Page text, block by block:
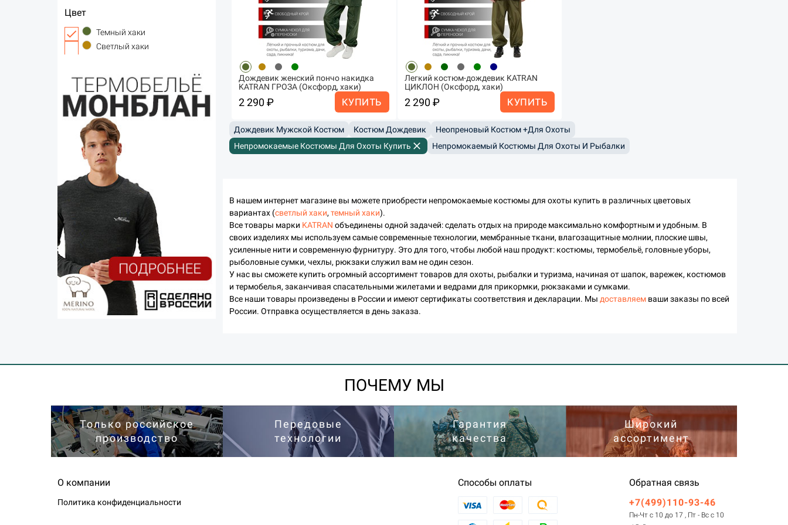
Цвет
Темный хаки
Светлый хаки
Дождевик женский пончо накидка
KATRAN ГРОЗА (Оксфорд, хаки)
2 290 ₽ КУПИТЬ
Легкий костюм-дождевик KATRAN
ЦИКЛОН (Оксфорд, хаки)
2 290 ₽ КУПИТЬ
Дождевик Мужской Костюм Костюм Дождевик
Неопреновый Костюм +для Охоты
Непромокаемые Костюмы Для Охоты Купить close Непромокаемый Костюмы Для Охоты И Рыбалки
В нашем интернет магазине вы можете приобрести непромокаемые костюмы для охоты купить в различных цветовых
вариантах (светлый хаки, темный хаки).
Все товары марки KATRAN объединены одной задачей: сделать отдых на природе максимально комфортным и удобным. В
своих изделиях мы используем самые современные технологии, мембранные ткани, влагозащитные молнии, плоские швы,
усиленные нити и современную фурнитуру. Это для того, чтобы любой наш продукт: костюмы, термобельё, головные уборы,
рыболовные сумки, чехлы, рюкзаки служил вам не один сезон.
У нас вы сможете купить огромный ассортимент товаров для охоты, рыбалки и туризма, начиная от шапок, варежек, костюмов
и термобелья, заканчивая спасательными жилетами и ведрами для прикормки, рюкзаками и сумками.
Все наши товары произведены в России и имеют сертификаты соответствия и декларации. Мы доставляемваши заказы по всей
России. Отправка осуществляется в день заказа.
ПОЧЕМУ МЫ
Только российское
производство
Передовые
технологии
Гарантия
качества
Широкий
ассортимент
О компании
Политика конфиденциальности
Способы оплаты
Обратная связь
+7(499)110-93-46
Пн-Чт с 10 до 17 , Пт - Вс с 10